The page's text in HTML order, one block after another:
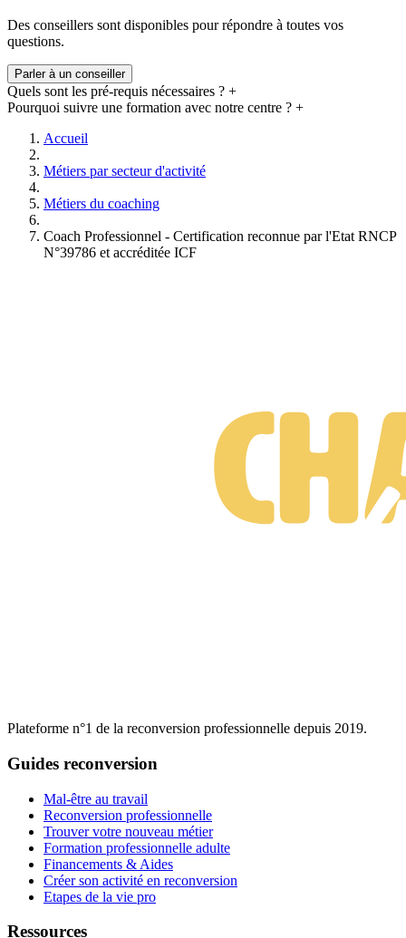
Des conseillers sont disponibles pour répondre à toutes vos
questions.
Parler à un conseiller
Quels sont les pré-requis nécessaires ? +
Pourquoi suivre une formation avec notre centre ? +
Accueil
Métiers par secteur d'activité
Métiers du coaching
Coach Professionnel - Certification reconnue par l'Etat RNCP
N°39786 et accréditée ICF
Plateforme n°1 de la reconversion professionnelle depuis 2019.
Guides reconversion
Mal-être au travail
Reconversion professionnelle
Trouver votre nouveau métier
Formation professionnelle adulte
Financements & Aides
Créer son activité en reconversion
Etapes de la vie pro
Ressources